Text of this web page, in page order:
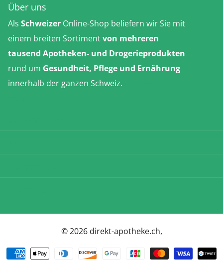
Über uns
Als Schweizer Online-Shop beliefern wir Sie mit
einem breiten Sortimentvon mehreren
tausend Apotheken- und Drogerieprodukten
rund um Gesundheit, Pflege und Ernährung
innerhalb der ganzen Schweiz.
©2026direkt-apotheke.ch,